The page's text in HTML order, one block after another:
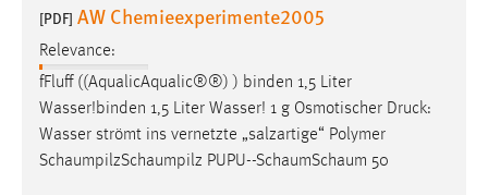
[PDF] AW Chemieexperimente2005
Relevance:
fFluff ((AqualicAqualic®®) ) binden 1,5 Liter
Wasser!binden 1,5 Liter Wasser! 1 g Osmotischer Druck:
Wasser strömt ins vernetzte „salzartige“ Polymer
SchaumpilzSchaumpilz PUPU--SchaumSchaum 50